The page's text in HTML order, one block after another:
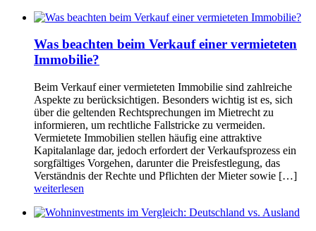
Was beachten beim Verkauf einer vermieteten
Immobilie?
Beim Verkauf einer vermieteten Immobilie sind zahlreiche
Aspekte zu berücksichtigen. Besonders wichtig ist es, sich
über die geltenden Rechtsprechungen im Mietrecht zu
informieren, um rechtliche Fallstricke zu vermeiden.
Vermietete Immobilien stellen häufig eine attraktive
Kapitalanlage dar, jedoch erfordert der Verkaufsprozess ein
sorgfältiges Vorgehen, darunter die Preisfestlegung, das
Verständnis der Rechte und Pflichten der Mieter sowie […]
weiterlesen